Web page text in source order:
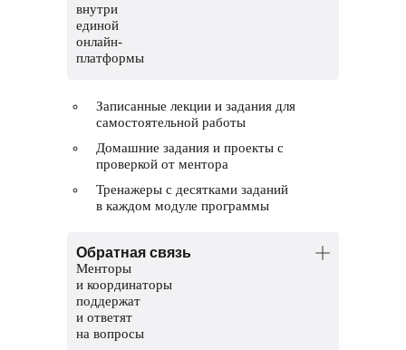
внутри
единой
онлайн-
платформы
Записанные лекции и задания для
самостоятельной работы
Домашние задания и проекты с
проверкой от ментора
Тренажеры с десятками заданий
в каждом модуле программы
Обратная связь
Менторы
и координаторы
поддержат
и ответят
на вопросы